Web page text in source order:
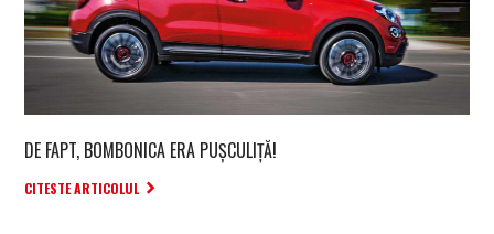
DE FAPT, BOMBONICA ERA PUȘCULIȚĂ!
CITESTE ARTICOLUL